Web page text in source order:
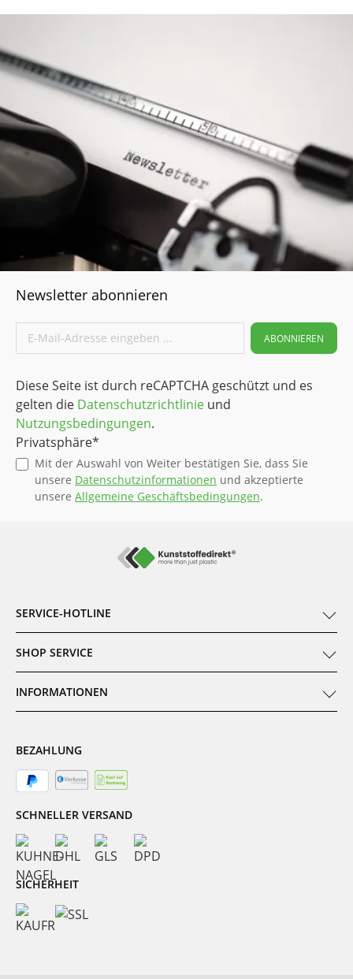
Newsletter abonnieren
ABONNIEREN
Diese Seite ist durch reCAPTCHA geschützt und es
gelten die Datenschutzrichtlinie und
Nutzungsbedingungen.
Privatsphäre*
Mit der Auswahl von Weiter bestätigen Sie, dass Sie
unsere Datenschutzinformationen und akzeptierte
unsere Allgemeine Geschäftsbedingungen.
SERVICE-HOTLINE
SHOP SERVICE
INFORMATIONEN
BEZAHLUNG
SCHNELLER VERSAND
SICHERHEIT